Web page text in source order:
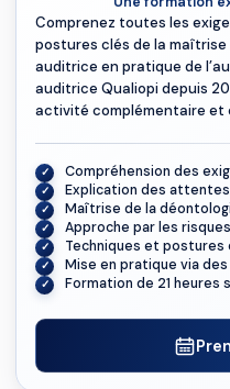
Comprenez toutes les
postures clés de la maîtrise
auditrice en pratique de
auditrice Qualiopi depuis
activité complémentaire et
Compréhension des
Explication des
Maîtrise de la
Approche par les risques
Techniques et postures
Mise en pratique via
Formation de 21 heures